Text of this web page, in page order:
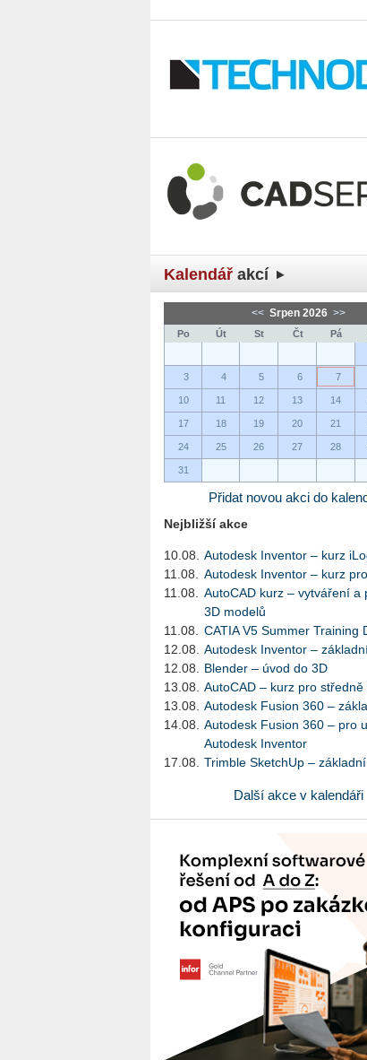
Kalendář akcí
<< Srpen 2026 >>
Po Út St Čt Pá
3 4 5 6 7
10 11 12 13 14
17 18 19 20 21
24 25 26 27 28
31
Přidat novou akci do
Nejbližší akce
10.08.
Autodesk Inventor – kurz
11.08.
Autodesk Inventor – kurz
11.08.
AutoCAD kurz – vytváření a
3D modelů
11.08.
CATIA V5 Summer Training
12.08.
Autodesk Inventor –
12.08.
Blender – úvod do 3D
13.08.
AutoCAD – kurz pro středně
13.08.
Autodesk Fusion 360 –
14.08.
Autodesk Fusion 360 – pro
Autodesk Inventor
17.08.
Trimble SketchUp –
Další akce v kalendáři